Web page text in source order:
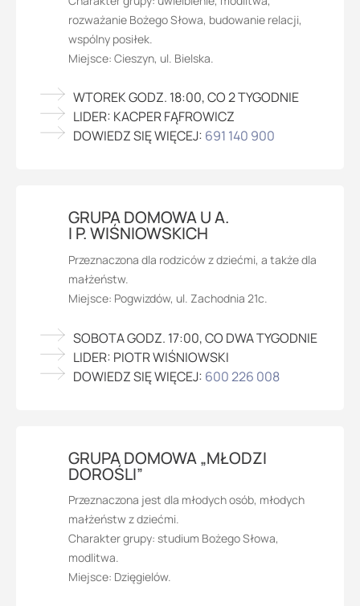
rozważanie Bożego Słowa, budowanie relacji,
wspólny posiłek.
Miejsce: Cieszyn, ul. Bielska.
WTOREK GODZ. 18:00, CO 2 TYGODNIE
LIDER: KACPER FĄFROWICZ
DOWIEDZ SIĘ WIĘCEJ: 691 140 900
GRUPA DOMOWA U A.
I P. WIŚNIOWSKICH
Przeznaczona dla rodziców z dziećmi, a także dla
małżeństw.
Miejsce: Pogwizdów, ul. Zachodnia 21c.
SOBOTA GODZ. 17:00, CO DWA TYGODNIE
LIDER: PIOTR WIŚNIOWSKI
DOWIEDZ SIĘ WIĘCEJ: 600 226 008
GRUPA DOMOWA „MŁODZI
DOROŚLI”
Przeznaczona jest dla młodych osób, młodych
małżeństw z dziećmi.
Charakter grupy: studium Bożego Słowa,
modlitwa.
Miejsce: Dzięgielów.